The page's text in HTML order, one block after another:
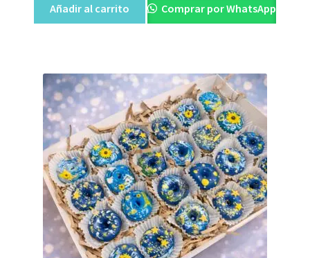
Añadir al carrito Comprar por WhatsApp